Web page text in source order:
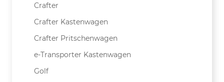
Crafter
Crafter Kastenwagen
Crafter Pritschenwagen
e-Transporter Kastenwagen
Golf